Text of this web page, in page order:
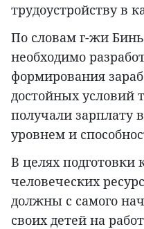
трудоустройству в
По словам г-жи
необходимо
формирования
достойных условий
получали зарплату
уровнем и
В целях подготовки
человеческих
должны с самого
своих детей на